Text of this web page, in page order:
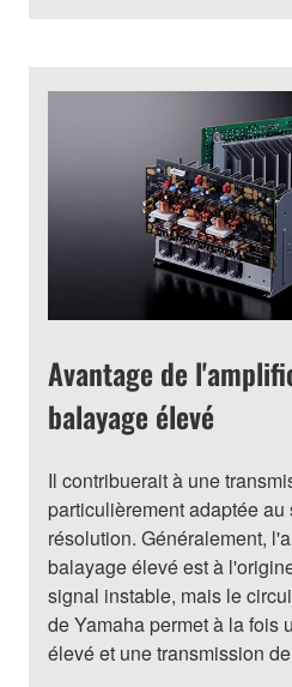
Avantage de
balayage élevé
Il contribuerait à une
particulièrement adaptée
résolution. Généralement,
balayage élevé est à
signal instable, mais le
de Yamaha permet à la fois
élevé et une transmission